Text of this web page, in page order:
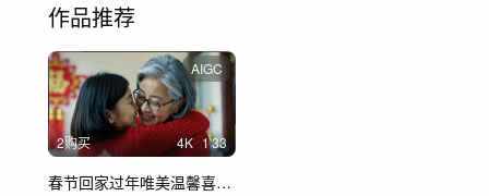
作品推荐
AIGC
2购买 4K 1'33
春节回家过年唯美温馨喜庆镜头大合集 新年